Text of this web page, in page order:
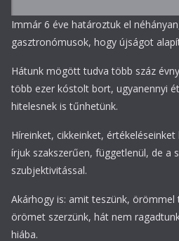
Immár 6 éve határoztuk el
gasztronómusok, hogy újságot
Hátunk mögött tudva több száz
több ezer kóstolt bort, ugyanennyi
hitelesnek is tűnhetünk.
Híreinket, cikkeinket,
írjuk szakszerűen, függetlenül, de a
szubjektivitással.
Akárhogy is: amit teszünk, örömmel
örömet szerzünk, hát nem
hiába.